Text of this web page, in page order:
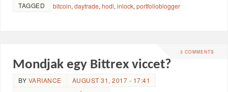
TAGGED bitcoin,daytrade,hodl,inlock,portfolioblogger
3 COMMENTS
Mondjak egy Bittrex viccet?
BY VARIANCE
AUGUST 31, 2017 - 17:41